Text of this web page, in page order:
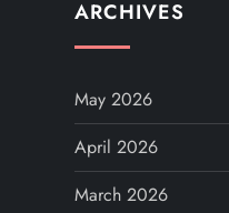
ARCHIVES
May 2026
April 2026
March 2026